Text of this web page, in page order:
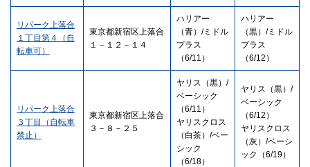
リパーク上落合
１丁目第４（自
転車可）
東京都新宿区上落合
１－１２－１４
ハリアー
（青）/ミドル
プラス
（6/11）
ハリアー
（黒）/ミドル
プラス
（6/12）
リパーク上落合
３丁目（自転車
禁止）
東京都新宿区上落合
３－８－２５
ヤリス（黒）/
ベーシック
（6/11）
ヤリスクロス
（白茶）/ベー
シック
（6/18）
ヤリス（黒）/
ベーシック
（6/12）
ヤリスクロス
（灰）/ベーシ
ック（6/19）